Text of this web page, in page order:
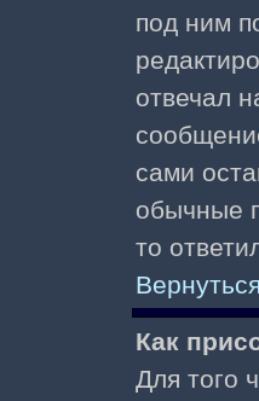
под ним
отвечал
сами
обычные
то
Как
Для того